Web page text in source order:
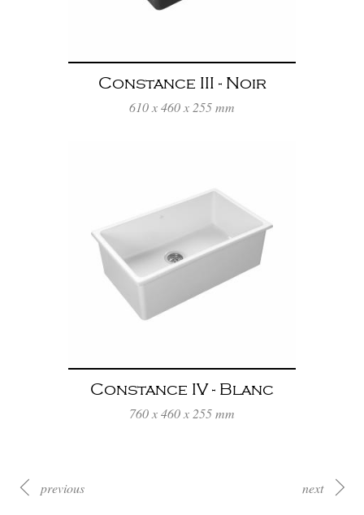
Constance III - Noir
610 x 460 x 255 mm
Constance IV - Blanc
760 x 460 x 255 mm
previous next